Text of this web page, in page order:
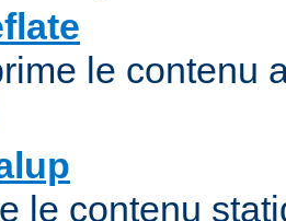
le contenu
le contenu